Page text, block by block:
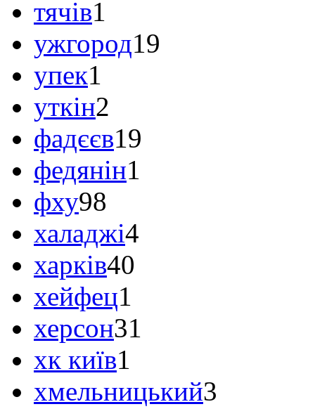
тячів1
ужгород19
упек1
уткін2
фадєєв19
федянін1
фху98
халаджі4
харків40
хейфец1
херсон31
хк київ1
хмельницький3